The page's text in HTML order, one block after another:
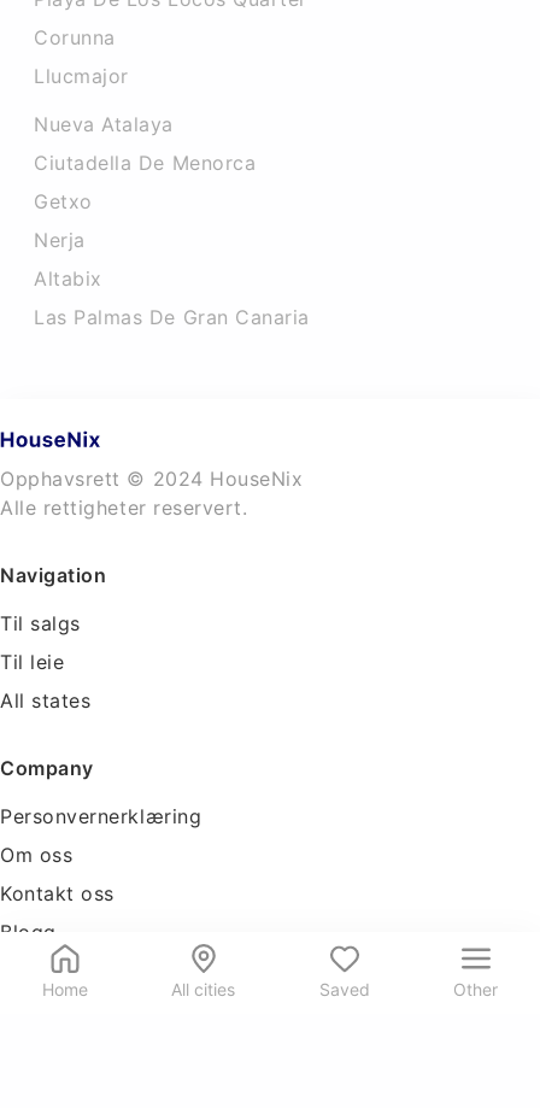
Home All cities Saved Other
Corunna
Llucmajor
Nueva Atalaya
Ciutadella De Menorca
Getxo
Nerja
Altabix
Las Palmas De Gran Canaria
Opphavsrett © 2024 HouseNix
Alle rettigheter reservert.
Navigation
Til salgs
Til leie
All states
Company
Personvernerklæring
Om oss
Kontakt oss
Blogg
Tools